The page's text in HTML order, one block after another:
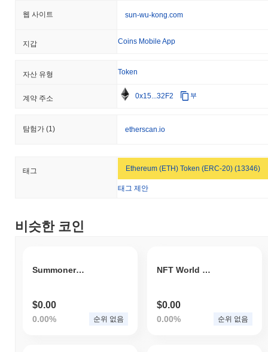
.
Sun Wu Kong는 더 넓은 암호화폐 시장과 비교하여
어떤 성과를 내고 있나요?
지난 7일 동안 Sun Wu Kong는
기록한 전체 암호화폐 시장에 뒤처졌습니다. 이는 더 넓은 시장 모
멘텀과 비교하여 WUKONG의 가격 움직임에서 일시적인 지연을
나타냅니다.
웹 사이트 sun-wu-kong.com
지갑 Coins Mobile App
자산 유형 Token
계약 주소 0x15...32F2 부
탐험가 (1) etherscan.io
태그 Ethereum (ETH) Token (ERC-20) (13346)
태그 제안
비슷한 코인
Summoners Arena Token
$0.00
0.00% 순위 없음
NFT World Games
$0.00
0.00% 순위 없음